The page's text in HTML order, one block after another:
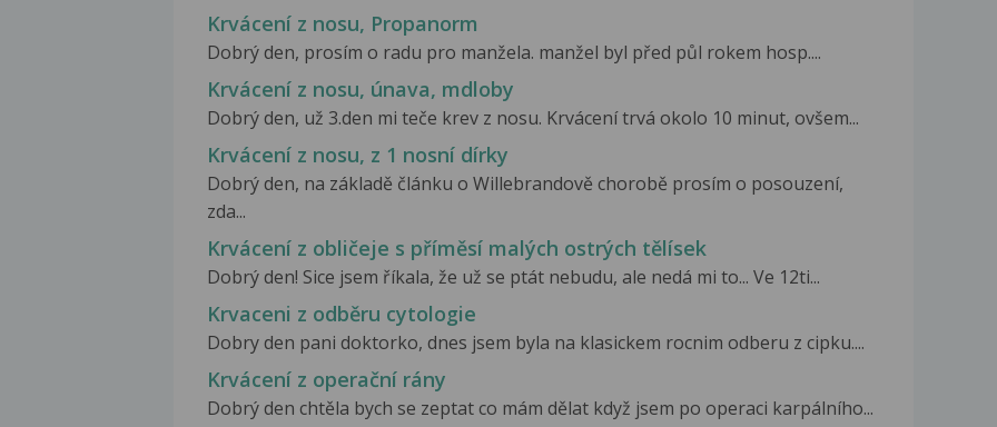
Krvácení z nosu, Propanorm
Dobrý den, prosím o radu pro manžela. manžel byl před půl rokem hosp....
Krvácení z nosu, únava, mdloby
Dobrý den, už 3.den mi teče krev z nosu. Krvácení trvá okolo 10 minut, ovšem...
Krvácení z nosu, z 1 nosní dírky
Dobrý den, na základě článku o Willebrandově chorobě prosím o posouzení,
zda...
Krvácení z obličeje s příměsí malých ostrých tělísek
Dobrý den! Sice jsem říkala, že už se ptát nebudu, ale nedá mi to... Ve 12ti...
Krvaceni z odběru cytologie
Dobry den pani doktorko, dnes jsem byla na klasickem rocnim odberu z cipku....
Krvácení z operační rány
Dobrý den chtěla bych se zeptat co mám dělat když jsem po operaci karpálního...